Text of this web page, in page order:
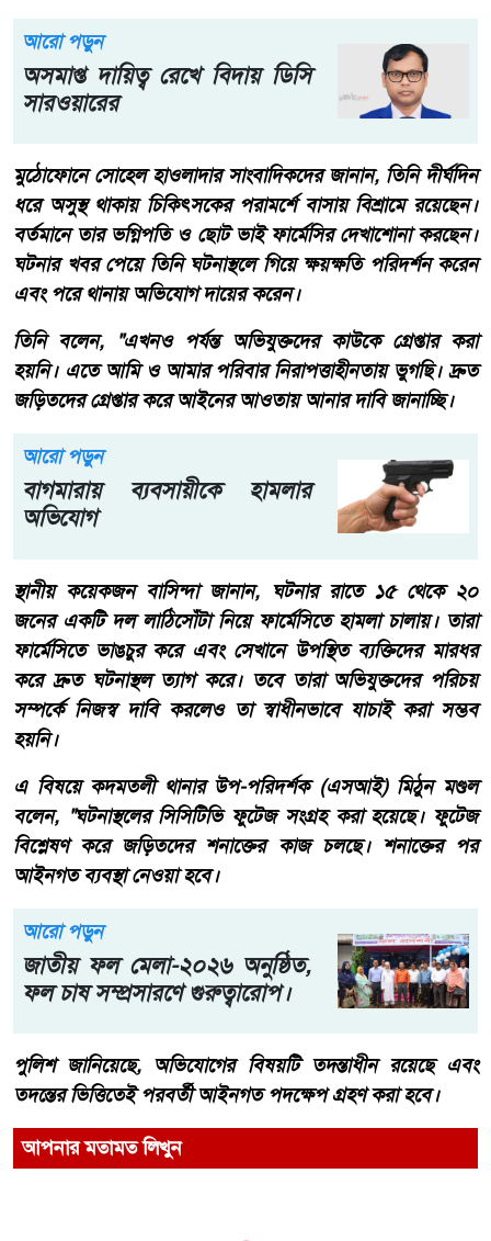
আরো পড়ুন
অসমাপ্ত দায়িত্ব রেখে বিদায় ডিসি
সারওয়ারের
মুঠোফোনে সোহেল হাওলাদার সাংবাদিকদের জানান, তিনি দীর্ঘদিন
ধরে অসুস্থ থাকায় চিকিৎসকের পরামর্শে বাসায় বিশ্রামে রয়েছেন।
বর্তমানে তার ভগ্নিপতি ও ছোট ভাই ফার্মেসির দেখাশোনা করছেন।
ঘটনার খবর পেয়ে তিনি ঘটনাস্থলে গিয়ে ক্ষয়ক্ষতি পরিদর্শন করেন
এবং পরে থানায় অভিযোগ দায়ের করেন।
তিনি বলেন, "এখনও পর্যন্ত অভিযুক্তদের কাউকে গ্রেপ্তার করা
হয়নি। এতে আমি ও আমার পরিবার নিরাপত্তাহীনতায় ভুগছি। দ্রুত
জড়িতদের গ্রেপ্তার করে আইনের আওতায় আনার দাবি জানাচ্ছি।
আরো পড়ুন
বাগমারায় ব্যবসায়ীকে হামলার
অভিযোগ
স্থানীয় কয়েকজন বাসিন্দা জানান, ঘটনার রাতে ১৫ থেকে ২০
জনের একটি দল লাঠিসোঁটা নিয়ে ফার্মেসিতে হামলা চালায়। তারা
ফার্মেসিতে ভাঙচুর করে এবং সেখানে উপস্থিত ব্যক্তিদের মারধর
করে দ্রুত ঘটনাস্থল ত্যাগ করে। তবে তারা অভিযুক্তদের পরিচয়
সম্পর্কে নিজস্ব দাবি করলেও তা স্বাধীনভাবে যাচাই করা সম্ভব
হয়নি।
এ বিষয়ে কদমতলী থানার উপ-পরিদর্শক (এসআই) মিঠুন মণ্ডল
বলেন, "ঘটনাস্থলের সিসিটিভি ফুটেজ সংগ্রহ করা হয়েছে। ফুটেজ
বিশ্লেষণ করে জড়িতদের শনাক্তের কাজ চলছে। শনাক্তের পর
আইনগত ব্যবস্থা নেওয়া হবে।
আরো পড়ুন
জাতীয় ফল মেলা-২০২৬ অনুষ্ঠিত,
ফল চাষ সম্প্রসারণে গুরুত্বারোপ।
পুলিশ জানিয়েছে, অভিযোগের বিষয়টি তদন্তাধীন রয়েছে এবং
তদন্তের ভিত্তিতেই পরবর্তী আইনগত পদক্ষেপ গ্রহণ করা হবে।
আপনার মতামত লিখুন